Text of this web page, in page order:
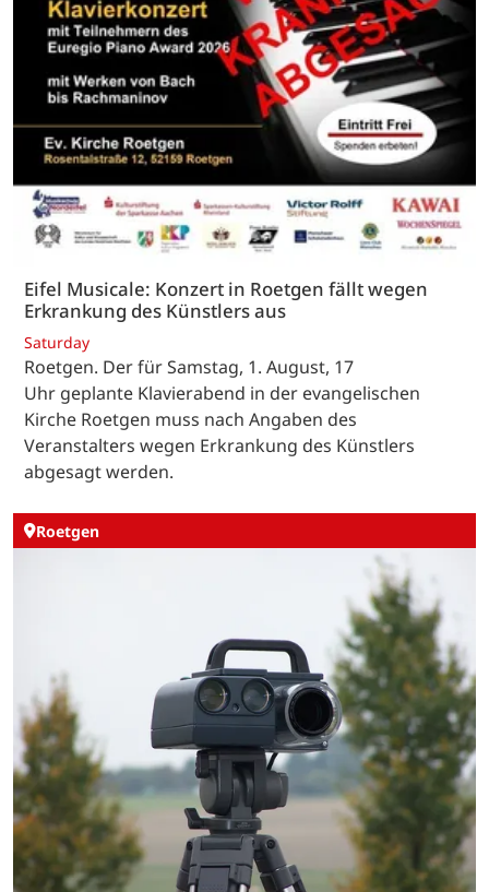
Eifel Musicale: Konzert in Roetgen fällt wegen
Erkrankung des Künstlers aus
Saturday
Roetgen. Der für Samstag, 1. August, 17
Uhr geplante Klavierabend in der evangelischen
Kirche Roetgen muss nach Angaben des
Veranstalters wegen Erkrankung des Künstlers
abgesagt werden.
Roetgen